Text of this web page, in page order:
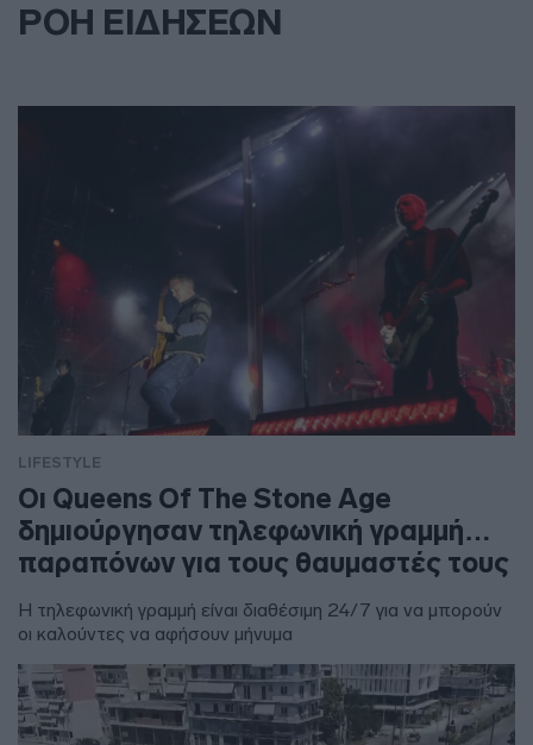
ΡΟΗ ΕΙΔΗΣΕΩΝ
LIFESTYLE
Οι Queens Of The Stone Age
δημιούργησαν τηλεφωνική γραμμή…
παραπόνων για τους θαυμαστές τους
Η τηλεφωνική γραμμή είναι διαθέσιμη 24/7 για να μπορούν
οι καλούντες να αφήσουν μήνυμα